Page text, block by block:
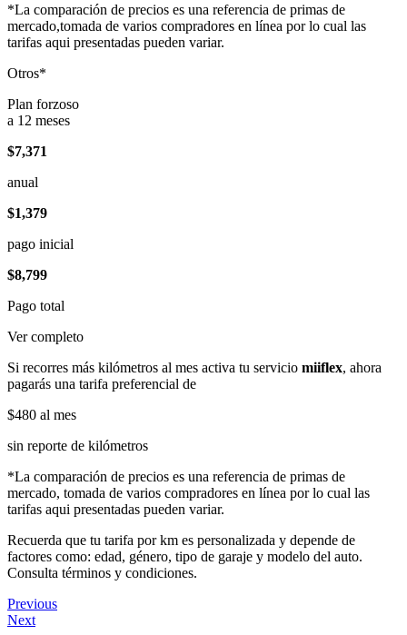
*La comparación de precios es una referencia de primas de
mercado,tomada de varios compradores en línea por lo cual las
tarifas aqui presentadas pueden variar.
Otros*
Plan forzoso
a 12 meses
$7,371
anual
$1,379
pago inicial
$8,799
Pago total
Ver completo
Si recorres más kilómetros al mes activa tu servicio miiflex, ahora
pagarás una tarifa preferencial de
$480 al mes
sin reporte de kilómetros
*La comparación de precios es una referencia de primas de
mercado, tomada de varios compradores en línea por lo cual las
tarifas aqui presentadas pueden variar.
Recuerda que tu tarifa por km es personalizada y depende de
factores como: edad, género, tipo de garaje y modelo del auto.
Consulta términos y condiciones.
Previous
Next